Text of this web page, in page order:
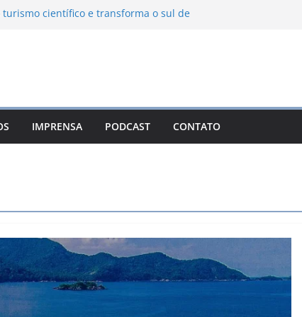
científico e transforma o sul de
das serras brasileiras
Ambiental Immensità bate recorde de
do Jordão
León: o Pueblo Mágico com ruas
e turismo à beira da represa
IMPRENSA PODCAST CONTATO